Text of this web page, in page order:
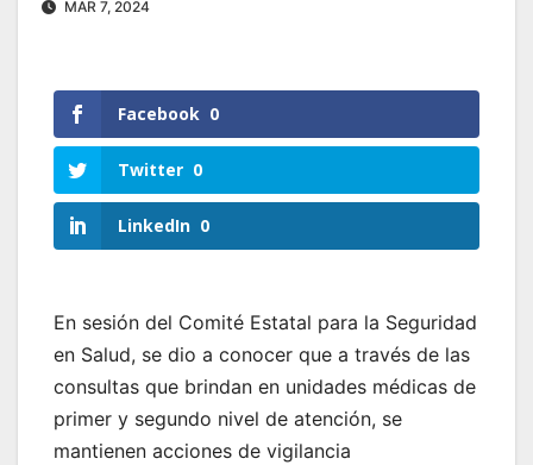
MAR 7, 2024
Facebook 0
Twitter 0
LinkedIn 0
En sesión del Comité Estatal para la Seguridad
en Salud, se dio a conocer que a través de las
consultas que brindan en unidades médicas de
primer y segundo nivel de atención, se
mantienen acciones de vigilancia